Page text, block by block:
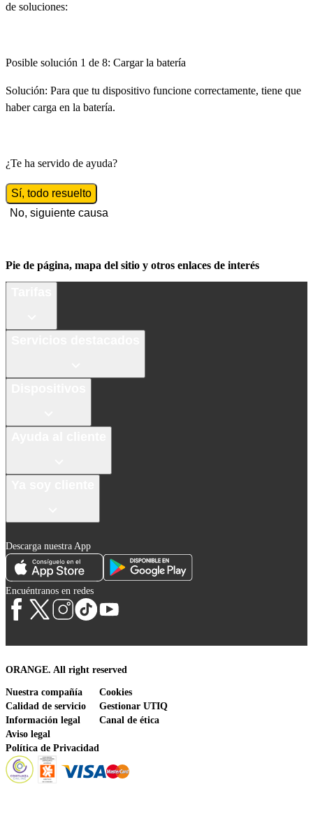
de soluciones:
Posible solución 1 de 8: Cargar la batería
Solución: Para que tu dispositivo funcione correctamente, tiene que
haber carga en la batería.
¿Te ha servido de ayuda?
Sí, todo resuelto
No, siguiente causa
Pie de página, mapa del sitio y otros enlaces de interés
Descarga nuestra App
Encuéntranos en redes
ORANGE. All right reserved
Nuestra compañía
Calidad de servicio
Información legal
Aviso legal
Política de Privacidad
Cookies
Gestionar UTIQ
Canal de ética